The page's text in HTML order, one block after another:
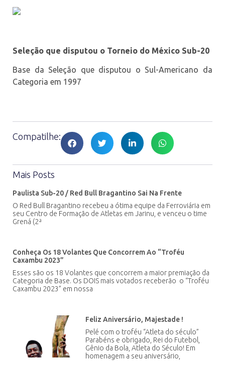
Seleção que disputou o Torneio do México Sub-20
Base da Seleção que disputou o Sul-Americano da
Categoria em 1997
Compatilhe:
Mais Posts
Paulista Sub-20 / Red Bull Bragantino Sai Na Frente
O Red Bull Bragantino recebeu a ótima equipe da Ferroviária em
seu Centro de Formação de Atletas em Jarinu, e venceu o time
Grená (2ª
Conheça Os 18 Volantes Que Concorrem Ao “Troféu
Caxambu 2023”
Esses são os 18 Volantes que concorrem a maior premiação da
Categoria de Base. Os DOIS mais votados receberão o “Troféu
Caxambu 2023” em nossa
Feliz Aniversário, Majestade !
Pelé com o troféu “Atleta do século”
Parabéns e obrigado, Rei do Futebol,
Gênio da Bola, Atleta do Século! Em
homenagem a seu aniversário,